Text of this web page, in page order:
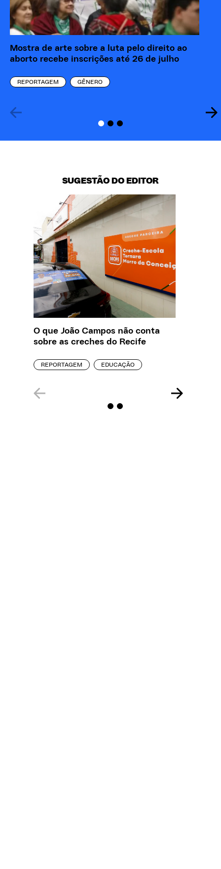
Mostra de arte sobre a luta pelo direito ao
aborto recebe inscrições até 26 de julho
REPORTAGEM GÊNERO
SUGESTÃO DO EDITOR
O que João Campos não conta
sobre as creches do Recife
REPORTAGEM EDUCAÇÃO